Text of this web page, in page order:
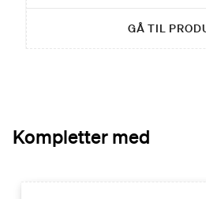
GÅ TIL
Kompletter med